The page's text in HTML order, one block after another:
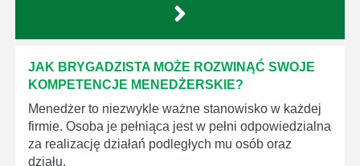
JAK BRYGADZISTA MOŻE ROZWINĄĆ SWOJE
KOMPETENCJE MENEDŻERSKIE?
Menedżer to niezwykle ważne stanowisko w każdej
firmie. Osoba je pełniąca jest w pełni odpowiedzialna
za realizację działań podległych mu osób oraz
działu.